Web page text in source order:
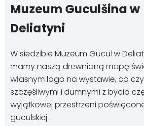
Muzeum Guculšina w
Deliatyni
W siedzibie Muzeum Gucul w
mamy naszą drewnianą mapę
własnym logo na wystawie, co
szczęśliwymi i dumnymi z bycia
wyjątkowej przestrzeni
guculskiej.